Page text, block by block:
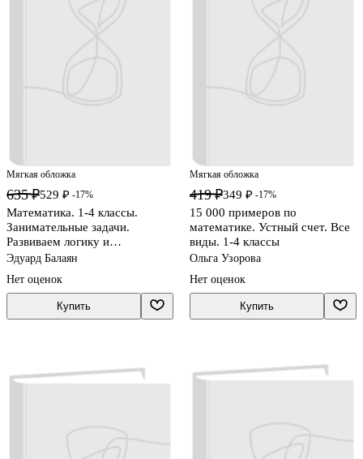
Мягкая обложка
635 ₽529 ₽ -17%
Математика. 1-4 классы.
Занимательные задачи.
Развиваем логику и
интеллектуальные
Эдуард Балаян
Нет оценок
Купить
Мягкая обложка
419 ₽349 ₽ -17%
15 000 примеров по
математике. Устный счет. Все
виды. 1-4 классы
Ольга Узорова
Нет оценок
Купить